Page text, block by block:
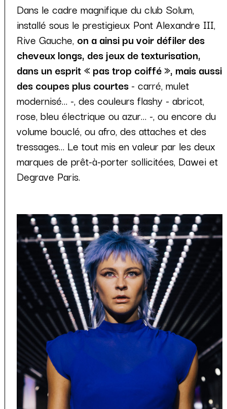
Dans le cadre magnifique du club Solum,
installé sous le prestigieux Pont Alexandre III,
Rive Gauche, on a ainsi pu voir défiler des
cheveux longs, des jeux de texturisation,
dans un esprit « pas trop coiffé », mais aussi
des coupes plus courtes- carré, mulet
modernisé… -, des couleurs flashy - abricot,
rose, bleu électrique ou azur… -, ou encore du
volume bouclé, ou afro, des attaches et des
tressages… Le tout mis en valeur par les deux
marques de prêt-à-porter sollicitées, Dawei et
Degrave Paris.